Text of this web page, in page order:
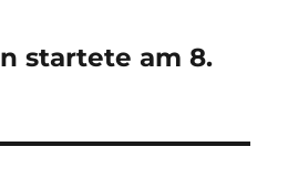
startete am 8.